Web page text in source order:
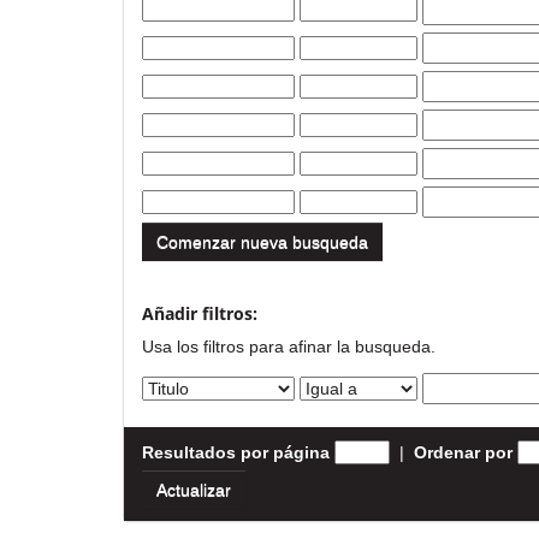
Comenzar nueva busqueda
Añadir filtros:
Usa los filtros para afinar la busqueda.
Resultados por página | Ordenar por